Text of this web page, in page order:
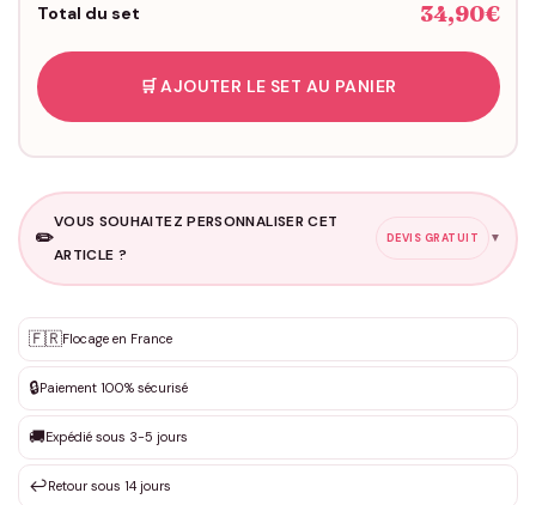
Total du set 34,90€
🛒 AJOUTER LE SET AU PANIER
✏️
VOUS SOUHAITEZ PERSONNALISER CET
ARTICLE ?
DEVIS GRATUIT ▼
✨ Personnalisation sur mesure
DEVIS GRATUIT · Personnalisation de 3 à 10€ selon la demande
Que souhaitez-vous ?*
🇫🇷Flocage en France
🔒Paiement 100% sécurisé
🚚Expédié sous 3-5 jours
↩️Retour sous 14 jours